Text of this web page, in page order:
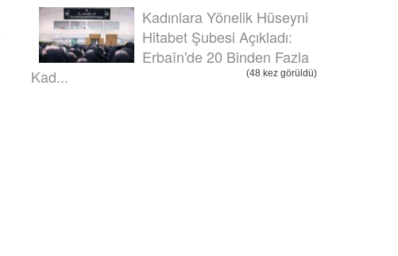
Kadınlara Yönelik Hüseyni
Hitabet Şubesi Açıkladı:
Erbaîn'de 20 Binden Fazla
Kad...
(48 kez görüldü)